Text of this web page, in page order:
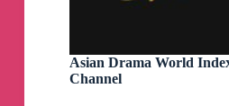
Asian Drama World
Channel